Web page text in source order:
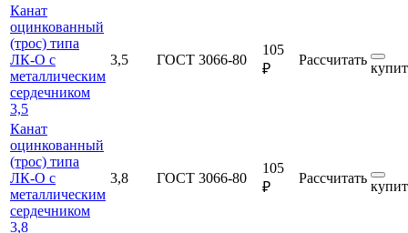
Канат
оцинкованный
(трос) типа
ЛК-О с
металлическим
сердечником
3,5
3,5 ГОСТ 3066-80
105
₽
Рассчитать
Канат
оцинкованный
(трос) типа
ЛК-О с
металлическим
сердечником
3,8
3,8 ГОСТ 3066-80
105
₽
Рассчитать